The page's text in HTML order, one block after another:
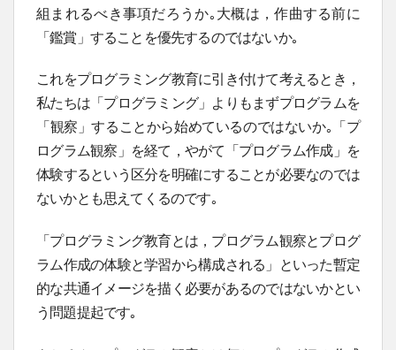
組まれるべき事項だろうか｡大概は，作曲する前に
「鑑賞」することを優先するのではないか｡
これをプログラミング教育に引き付けて考えるとき，
私たちは「プログラミング」よりもまずプログラムを
「観察」することから始めているのではないか｡「プ
ログラム観察」を経て，やがて「プログラム作成」を
体験するという区分を明確にすることが必要なのでは
ないかとも思えてくるのです｡
「プログラミング教育とは，プログラム観察とプログ
ラム作成の体験と学習から構成される」といった暫定
的な共通イメージを描く必要があるのではないかとい
う問題提起です｡